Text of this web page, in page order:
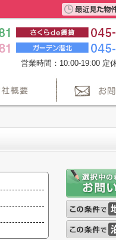
営業時間：10:00-19:00 定